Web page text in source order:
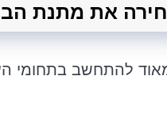
להתחשב בתחומי